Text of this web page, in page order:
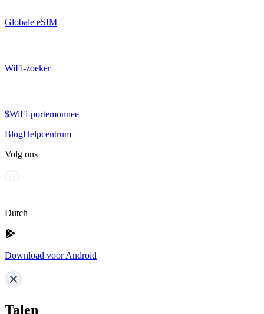
Globale eSIM
WiFi-zoeker
$WiFi-portemonnee
BlogHelpcentrum
Volg ons
Dutch
Download voor Android
Talen